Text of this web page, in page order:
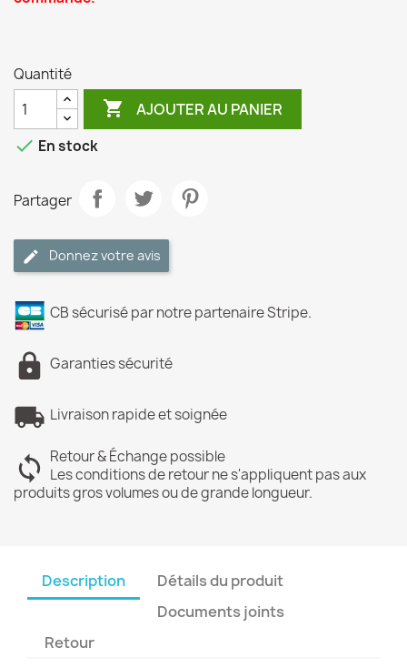
Quantité
 AJOUTER AU PANIER
 En stock
Partager
Donnez votre avis
CB sécurisé par notre partenaire Stripe.
Garanties sécurité
Livraison rapide et soignée
Retour & Échange possible
Les conditions de retour ne s'appliquent pas aux
produits gros volumes ou de grande longueur.
Description
Détails du produit
Documents joints
Retour